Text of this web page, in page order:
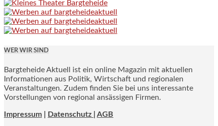
WER WIR SIND
Bargteheide Aktuell ist ein online Magazin mit aktuellen
Informationen aus Politik, Wirtschaft und regionalen
Veranstaltungen. Zudem finden Sie bei uns interessante
Vorstellungen von regional ansässigen Firmen.
Impressum Datenschutz | AGB